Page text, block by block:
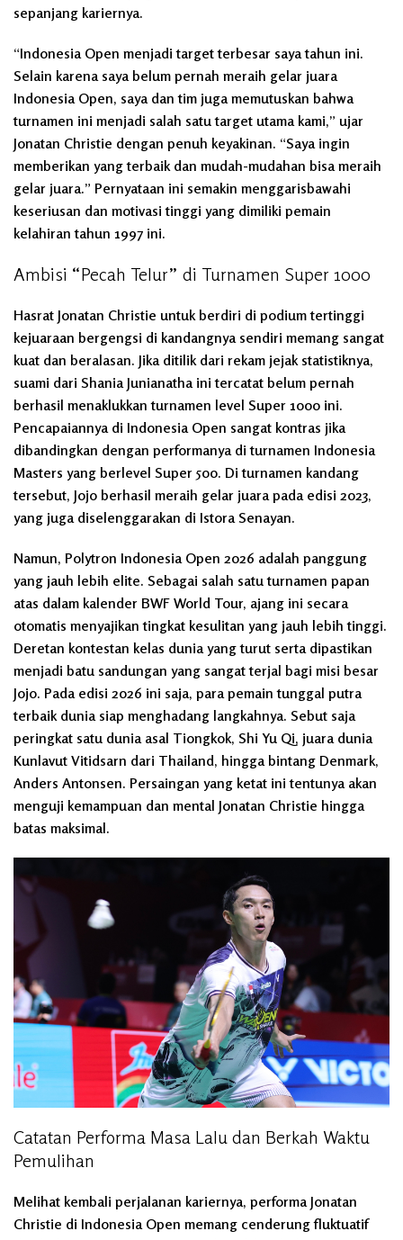
sepanjang kariernya.
“Indonesia Open menjadi target terbesar saya tahun ini.
Selain karena saya belum pernah meraih gelar juara
Indonesia Open, saya dan tim juga memutuskan bahwa
turnamen ini menjadi salah satu target utama kami,” ujar
Jonatan Christie dengan penuh keyakinan. “Saya ingin
memberikan yang terbaik dan mudah-mudahan bisa meraih
gelar juara.” Pernyataan ini semakin menggarisbawahi
keseriusan dan motivasi tinggi yang dimiliki pemain
kelahiran tahun 1997 ini.
Ambisi “Pecah Telur” di Turnamen Super 1000
Hasrat Jonatan Christie untuk berdiri di podium tertinggi
kejuaraan bergengsi di kandangnya sendiri memang sangat
kuat dan beralasan. Jika ditilik dari rekam jejak statistiknya,
suami dari Shania Junianatha ini tercatat belum pernah
berhasil menaklukkan turnamen level Super 1000 ini.
Pencapaiannya di Indonesia Open sangat kontras jika
dibandingkan dengan performanya di turnamen Indonesia
Masters yang berlevel Super 500. Di turnamen kandang
tersebut, Jojo berhasil meraih gelar juara pada edisi 2023,
yang juga diselenggarakan di Istora Senayan.
Namun, Polytron Indonesia Open 2026 adalah panggung
yang jauh lebih elite. Sebagai salah satu turnamen papan
atas dalam kalender BWF World Tour, ajang ini secara
otomatis menyajikan tingkat kesulitan yang jauh lebih tinggi.
Deretan kontestan kelas dunia yang turut serta dipastikan
menjadi batu sandungan yang sangat terjal bagi misi besar
Jojo. Pada edisi 2026 ini saja, para pemain tunggal putra
terbaik dunia siap menghadang langkahnya. Sebut saja
peringkat satu dunia asal Tiongkok, Shi Yu Qi, juara dunia
Kunlavut Vitidsarn dari Thailand, hingga bintang Denmark,
Anders Antonsen. Persaingan yang ketat ini tentunya akan
menguji kemampuan dan mental Jonatan Christie hingga
batas maksimal.
Catatan Performa Masa Lalu dan Berkah Waktu
Pemulihan
Melihat kembali perjalanan kariernya, performa Jonatan
Christie di Indonesia Open memang cenderung fluktuatif